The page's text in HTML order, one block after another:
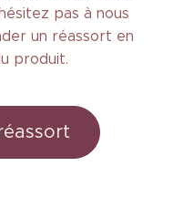
pas à nous
un réassort en
produit.